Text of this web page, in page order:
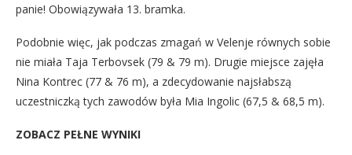
panie! Obowiązywała 13. bramka.
Podobnie więc, jak podczas zmagań w Velenje równych sobie
nie miała Taja Terbovsek (79 & 79 m). Drugie miejsce zajęła
Nina Kontrec (77 & 76 m), a zdecydowanie najsłabszą
uczestniczką tych zawodów była Mia Ingolic (67,5 & 68,5 m).
ZOBACZ PEŁNE WYNIKI